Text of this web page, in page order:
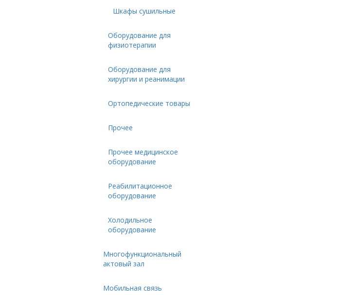
Шкафы сушильные
Оборудование для
физиотерапии
Оборудование для
хирургии и реанимации
Ортопедические товары
Прочее
Прочее медицинское
оборудование
Реабилитационное
оборудование
Холодильное
оборудование
Многофункциональный
актовый зал
Мобильная связь